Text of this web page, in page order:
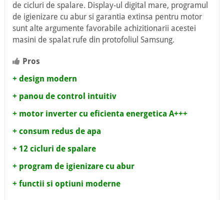
de cicluri de spalare. Display-ul digital mare, programul
de igienizare cu abur si garantia extinsa pentru motor
sunt alte argumente favorabile achizitionarii acestei
masini de spalat rufe din protofoliul Samsung.
Pros
+ design modern
+ panou de control intuitiv
+ motor inverter cu eficienta energetica A+++
+ consum redus de apa
+ 12 cicluri de spalare
+ program de igienizare cu abur
+ functii si optiuni moderne